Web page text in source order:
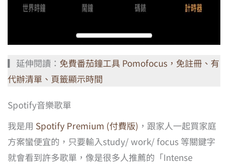
▎延伸閱讀： 免費番茄鐘工具 Pomofocus，免註冊、有
代辦清單、頁籤顯示時間
Spotify音樂歌單
我是用 Spotify Premium (付費版) ，跟家人一起買家庭
方案蠻便宜的，只要輸入study/ work/ focus 等關鍵字
就會看到許多歌單，像是很多人推薦的「Intense